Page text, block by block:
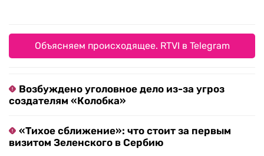
Объясняем происходящее. RTVI в Telegram
Возбуждено уголовное дело из-за угроз
создателям «Колобка»
«Тихое сближение»: что стоит за первым
визитом Зеленского в Сербию